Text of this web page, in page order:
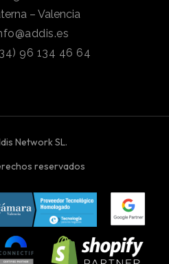
– Valencia
96 134 46 64
Network SL.
reservados